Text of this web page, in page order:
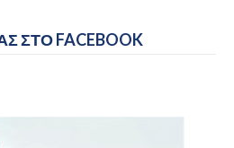
ΣΤΟ FACEBOOK